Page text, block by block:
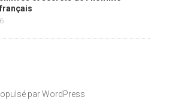
parWordPress